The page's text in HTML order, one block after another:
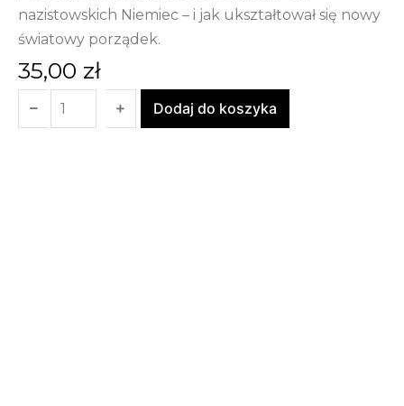
nazistowskich Niemiec – i jak ukształtował się nowy
światowy porządek.
35,00 zł
Dodaj do koszyka